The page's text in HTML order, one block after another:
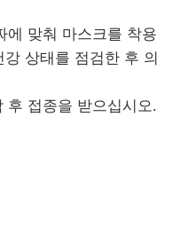
에 맞춰 마스크를 착용
상태를 점검한 후 의
후 접종을 받으십시오.